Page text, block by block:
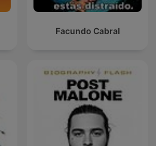
Facundo Cabral